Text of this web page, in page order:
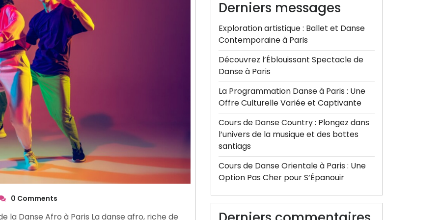
0 Comments
la Danse Afro à Paris La danse afro, riche de
Derniers messages
Exploration artistique : Ballet et Danse
Contemporaine à Paris
Découvrez l’Éblouissant Spectacle de
Danse à Paris
La Programmation Danse à Paris : Une
Offre Culturelle Variée et Captivante
Cours de Danse Country : Plongez dans
l’univers de la musique et des bottes
santiags
Cours de Danse Orientale à Paris : Une
Option Pas Cher pour S’Épanouir